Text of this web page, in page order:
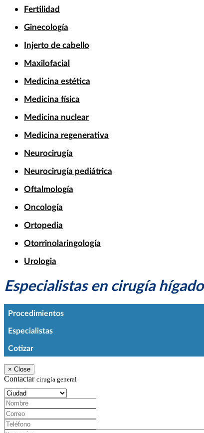
Fertilidad
Ginecología
Injerto de cabello
Maxilofacial
Medicina estética
Medicina física
Medicina nuclear
Medicina regenerativa
Neurocirugía
Neurocirugía pediátrica
Oftalmología
Oncología
Ortopedia
Otorrinolaringología
Urologia
Especialistas en cirugía hígado
Procedimientos
Especialistas
Cotizar
× Close
Contactar cirugía general
Ciudad:
Nombre:
Correo:
Teléfono:
Mensaje: